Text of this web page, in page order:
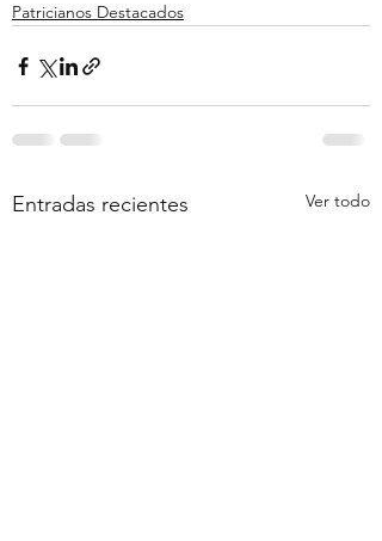
Patricianos Destacados
Entradas recientes Ver todo